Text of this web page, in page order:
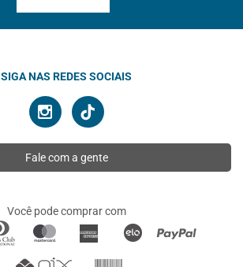
SIGA NAS REDES SOCIAIS
Fale com a gente
Você pode comprar com